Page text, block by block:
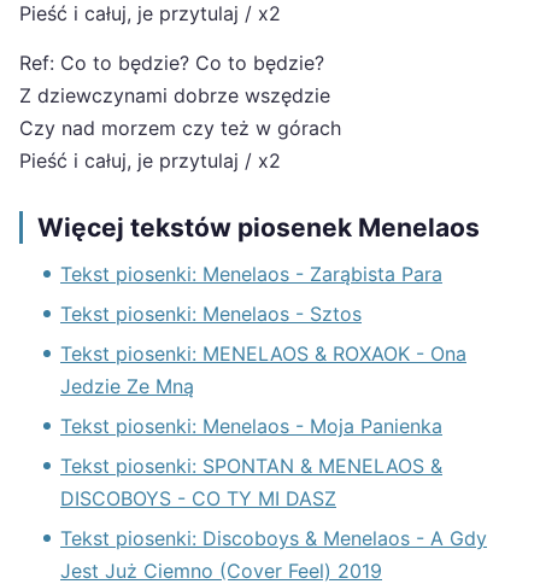
Pieść i całuj, je przytulaj / x2
Ref: Co to będzie? Co to będzie?
Z dziewczynami dobrze wszędzie
Czy nad morzem czy też w górach
Pieść i całuj, je przytulaj / x2
Więcej tekstów piosenek Menelaos
Tekst piosenki: Menelaos - Zarąbista Para
Tekst piosenki: Menelaos - Sztos
Tekst piosenki: MENELAOS & ROXAOK - Ona
Jedzie Ze Mną
Tekst piosenki: Menelaos - Moja Panienka
Tekst piosenki: SPONTAN & MENELAOS &
DISCOBOYS - CO TY MI DASZ
Tekst piosenki: Discoboys & Menelaos - A Gdy
Jest Już Ciemno (Cover Feel) 2019